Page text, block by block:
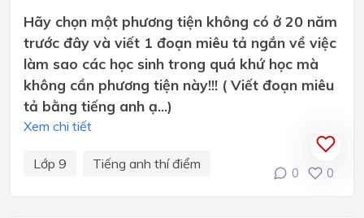
Hãy chọn một phương tiện không có ở 20 năm
trước đây và viết 1 đoạn miêu tả ngắn về việc
làm sao các học sinh trong quá khứ học mà
không cần phương tiện này!!! ( Viết đoạn miêu
tả bằng tiếng anh ạ...)
Xem chi tiết
Lớp 9 Tiếng anh thí điểm
0 0